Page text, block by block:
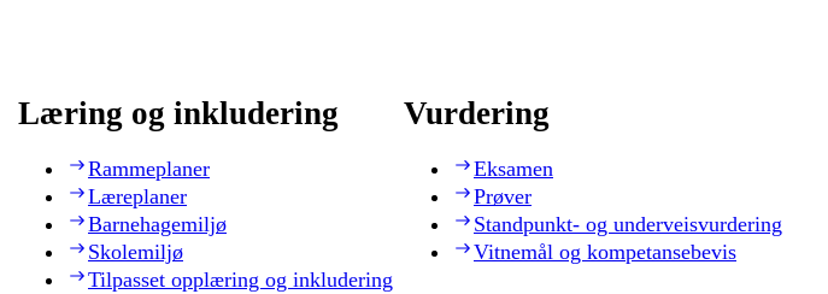
Læring og inkludering
Rammeplaner
Læreplaner
Barnehagemiljø
Skolemiljø
Tilpasset opplæring og inkludering
Vurdering
Eksamen
Prøver
Standpunkt- og underveisvurdering
Vitnemål og kompetansebevis